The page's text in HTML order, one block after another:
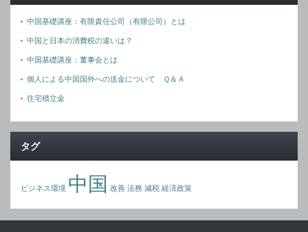
中国基礎講座：有限責任公司（有限公司）とは
中国と日本の消費税の違いは？
中国基礎講座：董事会とは
個人による中国国外への送金について Ｑ＆Ａ
住宅積立金
タグ
ビジネス環境 中国 改善 法務 減税 経済政策